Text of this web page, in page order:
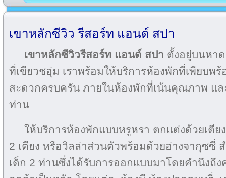
เขาหลักซีวิว รีสอร์ท แอนด์ สปา
เขาหลักซีวิวรีสอร์ท แอนด์ สปา ตั้งอยู่บนหา
ที่เขียวชอุ่ม เราพร้อมให้บริการห้องพักที่เพียบพ
สะดวกครบครัน ภายในห้องพักที่เน้นคุณภาพ แล
ท่าน
ให้บริการห้องพักแบบหรูหรา ตกแต่งด้วยเตี
2 เตียง หรือวิลล่าส่วนตัวพร้อมด้วยอ่างจากุซซี่
เด็ก 2 ท่านซึ่งได้รับการออกแบบมาโดยคำนึงถึ